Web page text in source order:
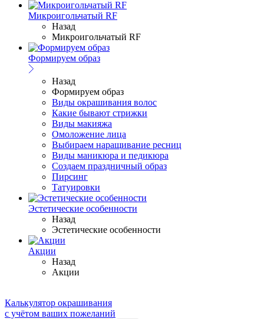
Микроигольчатый RF
Назад
Микроигольчатый RF
Формируем образ
Назад
Формируем образ
Виды окрашивания волос
Какие бывают стрижки
Виды макияжа
Омоложение лица
Выбираем наращивание ресниц
Виды маникюра и педикюра
Создаем праздничный образ
Пирсинг
Татуировки
Эстетические особенности
Назад
Эстетические особенности
Акции
Назад
Акции
Калькулятор окрашивания
с учётом ваших пожеланий